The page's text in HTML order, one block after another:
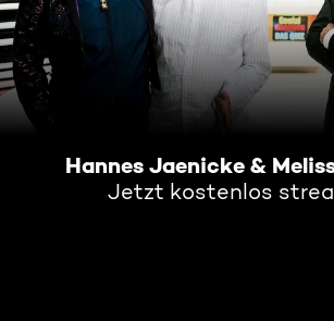
Hannes Jaenicke &
Jetzt kostenlos